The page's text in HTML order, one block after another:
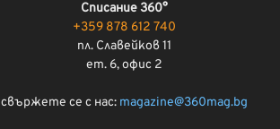
Списание 360°
+359 878 612 740
пл. Славейков 11
ет. 6, офис 2
свържете се с нас: magazine@360mag.bg